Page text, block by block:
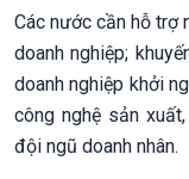
Các nước cần hỗ trợ
doanh nghiệp;
doanh nghiệp khởi
công nghệ sản
đội ngũ doanh nhân.